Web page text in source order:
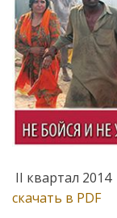
II квартал 2014
скачать в PDF